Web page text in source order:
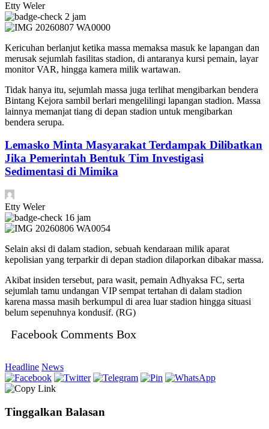
Etty Weler
2 jam
Kericuhan berlanjut ketika massa memaksa masuk ke lapangan dan
merusak sejumlah fasilitas stadion, di antaranya kursi pemain, layar
monitor VAR, hingga kamera milik wartawan.
Tidak hanya itu, sejumlah massa juga terlihat mengibarkan bendera
Bintang Kejora sambil berlari mengelilingi lapangan stadion. Massa
lainnya memanjat tiang di depan stadion untuk mengibarkan
bendera serupa.
Lemasko Minta Masyarakat Terdampak Dilibatkan
Jika Pemerintah Bentuk Tim Investigasi
Sedimentasi di Mimika
Etty Weler
16 jam
Selain aksi di dalam stadion, sebuah kendaraan milik aparat
kepolisian yang terparkir di depan stadion dilaporkan dibakar massa.
Akibat insiden tersebut, para wasit, pemain Adhyaksa FC, serta
sejumlah tamu undangan VIP sempat tertahan di dalam stadion
karena massa masih berkumpul di area luar stadion hingga situasi
belum sepenuhnya kondusif. (RG)
Facebook Comments Box
Headline News
Tinggalkan Balasan